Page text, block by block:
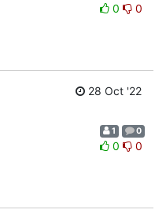
0 0
28 Oct '22
1 0
0 0